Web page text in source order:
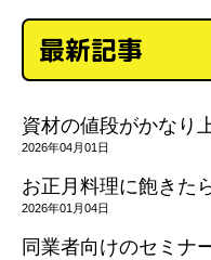
最新記事
資材の値段がかなり
2026年04月01日
お正月料理に飽きた
2026年01月04日
同業者向けのセミナ